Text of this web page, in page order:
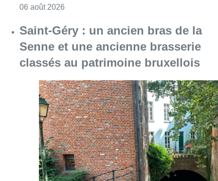
06 août 2026
Saint-Géry : un ancien bras de la
Senne et une ancienne brasserie
classés au patrimoine bruxellois